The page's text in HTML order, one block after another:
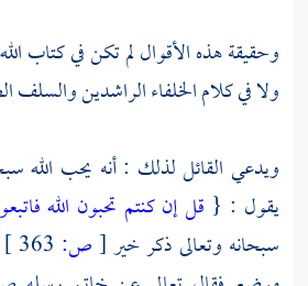
وحقيقة هذه الأقوال لم تكن في كتاب
ولا في كلام الخلفاء الراشدين والسلف
ويدعي القائل لذلك : أنه يحب الله
يقول : { قل إن كنتم تحبون الله
سبحانه وتعالى ذكر خير[ص: